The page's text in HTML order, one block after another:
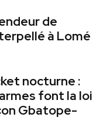
de
à Lomé
nocturne :
font la loi
Gbatope-